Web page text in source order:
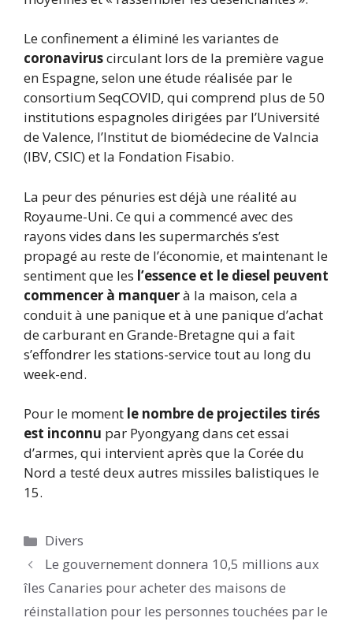
Le confinement a éliminé les variantes de
coronaviruscirculant lors de la première vague
en Espagne, selon une étude réalisée par le
consortium SeqCOVID, qui comprend plus de 50
institutions espagnoles dirigées par l’Université
de Valence, l’Institut de biomédecine de Valncia
(IBV, CSIC) et la Fondation Fisabio.
La peur des pénuries est déjà une réalité au
Royaume-Uni. Ce qui a commencé avec des
rayons vides dans les supermarchés s’est
propagé au reste de l’économie, et maintenant le
sentiment que les l’essence et le diesel peuvent
commencer à manquerà la maison, cela a
conduit à une panique et à une panique d’achat
de carburant en Grande-Bretagne qui a fait
s’effondrer les stations-service tout au long du
week-end.
Pour le moment le nombre de projectiles tirés
est inconnu par Pyongyang dans cet essai
d’armes, qui intervient après que la Corée du
Nord a testé deux autres missiles balistiques le
15.
Catégories
Divers
Le gouvernement donnera 10,5 millions aux
îles Canaries pour acheter des maisons de
réinstallation pour les personnes touchées par le